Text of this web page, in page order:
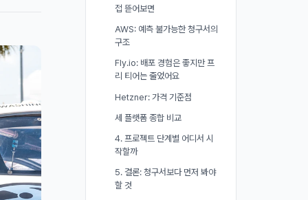
접 뜯어보면
AWS: 예측 불가능한 청구서의
구조
Fly.io: 배포 경험은 좋지만 프
리 티어는 줄었어요
Hetzner: 가격 기준점
세 플랫폼 종합 비교
4. 프로젝트 단계별 어디서 시
작할까
5. 결론: 청구서보다 먼저 봐야
할 것